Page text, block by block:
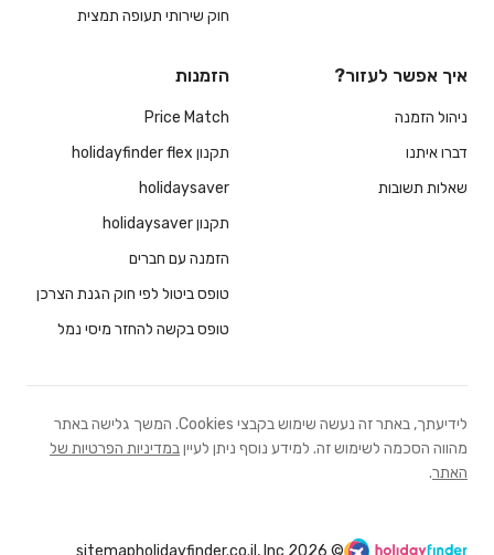
חוק שירותי תעופה תמצית
איך אפשר לעזור?
ניהול הזמנה
דברו איתנו
שאלות תשובות
הזמנות
Price Match
תקנון holidayfinder flex
holidaysaver
תקנון holidaysaver
הזמנה עם חברים
טופס ביטול לפי חוק הגנת הצרכן
טופס בקשה להחזר מיסי נמל
לידיעתך, באתר זה נעשה שימוש בקבצי Cookies. המשך גלישה באתר
מהווה הסכמה לשימוש זה. למידע נוסף ניתן לעייןבמדיניות הפרטיות של
האתר.